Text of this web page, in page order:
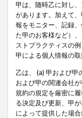
甲は、随時乙に対し
があります。加えて
報をモニター、記録
た甲のお客様など）
ストプラクティスの
甲による個人情報の取
乙は、 (a) 甲および
および甲の関連会社
規約の規定を厳密に
る決定及び更新、甲
によって提供した場